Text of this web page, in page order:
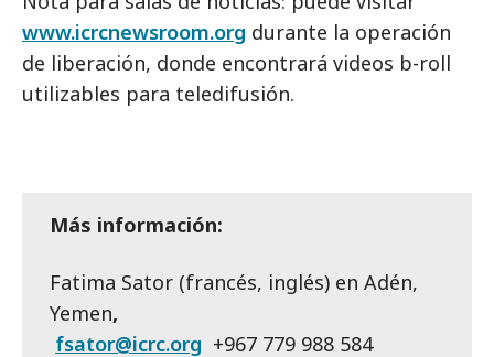
www.icrcnewsroom.org durante la operación
de liberación, donde encontrará videos b-roll
utilizables para teledifusión.
Más información:
Fatima Sator (francés, inglés) en Adén,
Yemen,
fsator@icrc.org +967 779 988 584